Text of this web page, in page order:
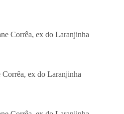
Corrêa, ex do Laranjinha